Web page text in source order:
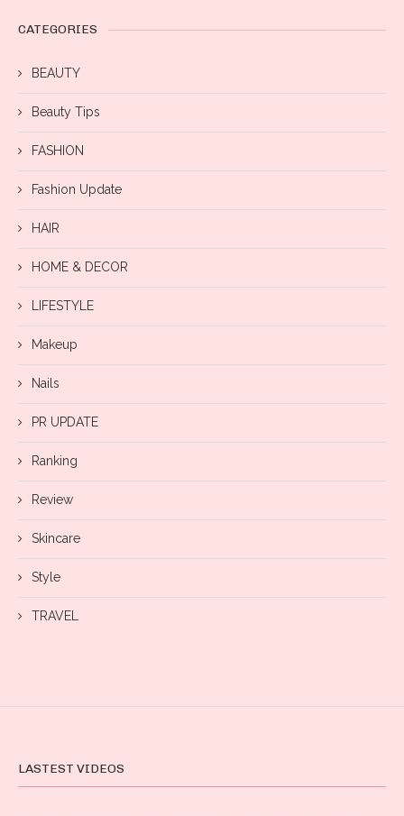
CATEGORIES
BEAUTY
Beauty Tips
FASHION
Fashion Update
HAIR
HOME & DECOR
LIFESTYLE
Makeup
Nails
PR UPDATE
Ranking
Review
Skincare
Style
TRAVEL
LASTEST VIDEOS